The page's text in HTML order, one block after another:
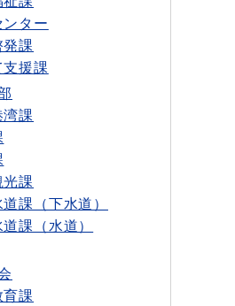
ター
発課
援課
課
課
課（下水道）
課（水道）
課